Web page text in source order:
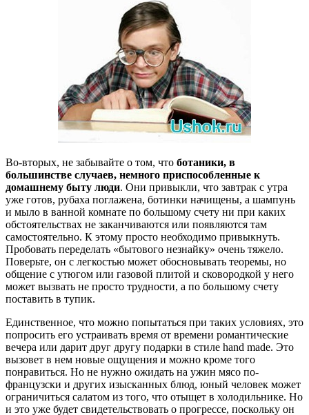
Во-вторых, не забывайте о том, что ботаники, в
большинстве случаев, немного приспособленные к
домашнему быту люди. Они привыкли, что завтрак с утра
уже готов, рубаха поглажена, ботинки начищены, а шампунь
и мыло в ванной комнате по большому счету ни при каких
обстоятельствах не заканчиваются или появляются там
самостоятельно. К этому просто необходимо привыкнуть.
Пробовать переделать «бытового незнайку» очень тяжело.
Поверьте, он с легкостью может обосновывать теоремы, но
общение с утюгом или газовой плитой и сковородкой у него
может вызвать не просто трудности, а по большому счету
поставить в тупик.
Единственное, что можно попытаться при таких условиях, это
попросить его устраивать время от времени романтические
вечера или дарит друг другу подарки в стиле hand made. Это
вызовет в нем новые ощущения и можно кроме того
понравиться. Но не нужно ожидать на ужин мясо по-
французски и других изысканных блюд, юный человек может
ограничиться салатом из того, что отыщет в холодильнике. Но
и это уже будет свидетельствовать о прогрессе, поскольку он